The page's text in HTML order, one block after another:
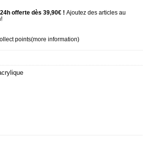
offerte dès 39,90€ ! Ajoutez des articles au
points(more information)